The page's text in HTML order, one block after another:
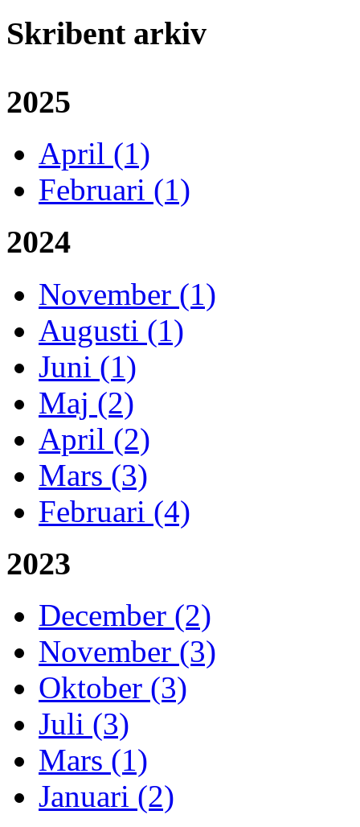
Skribent arkiv
2025
April (1)
Februari (1)
2024
November (1)
Augusti (1)
Juni (1)
Maj (2)
April (2)
Mars (3)
Februari (4)
2023
December (2)
November (3)
Oktober (3)
Juli (3)
Mars (1)
Januari (2)